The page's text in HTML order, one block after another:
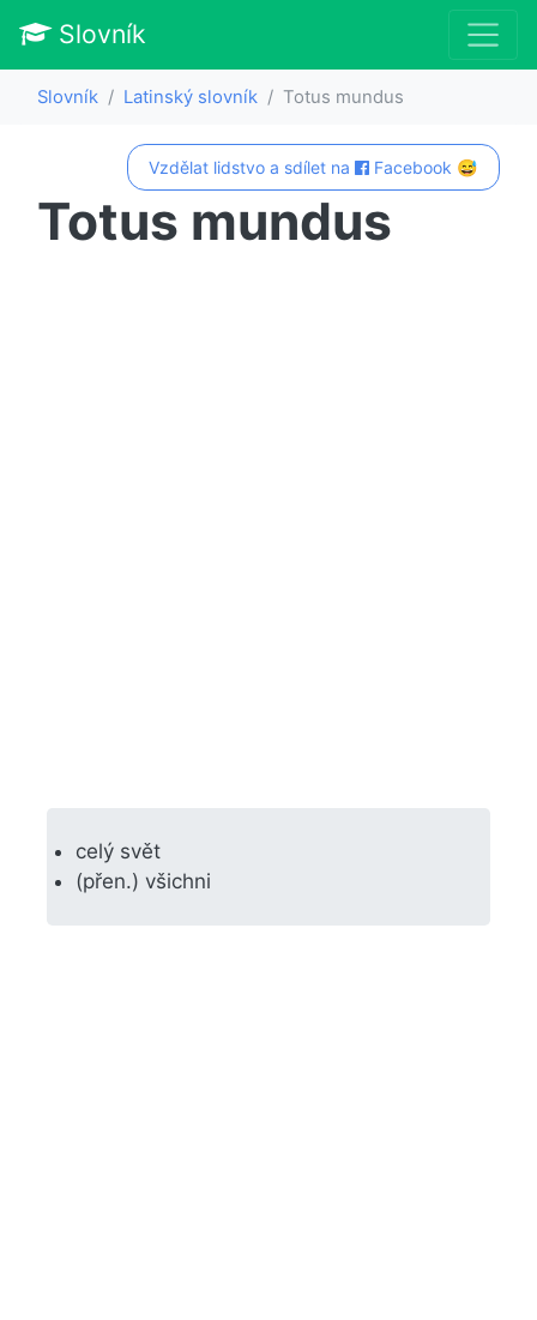
Slovník
Slovník Latinský slovník Totus mundus
Vzdělat lidstvo a sdílet na Facebook 😅
Totus mundus
celý svět
(přen.) všichni